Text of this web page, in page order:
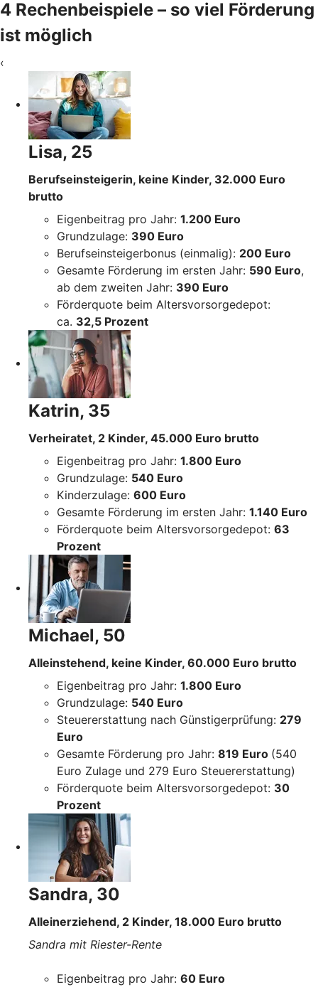
4 Rechenbeispiele – so viel Förderung
ist möglich
‹
Lisa, 25
Berufseinsteigerin, keine Kinder, 32.000 Euro
brutto
Eigenbeitrag pro Jahr: 1.200 Euro
Grundzulage: 390 Euro
Berufseinsteigerbonus (einmalig): 200 Euro
Gesamte Förderung im ersten Jahr: 590 Euro,
ab dem zweiten Jahr: 390 Euro
Förderquote beim Altersvorsorgedepot:
ca. 32,5 Prozent
Katrin, 35
Verheiratet, 2 Kinder, 45.000 Euro brutto
Eigenbeitrag pro Jahr: 1.800 Euro
Grundzulage: 540 Euro
Kinderzulage: 600 Euro
Gesamte Förderung im ersten Jahr: 1.140 Euro
Förderquote beim Altersvorsorgedepot: 63
Prozent
Michael, 50
Alleinstehend, keine Kinder, 60.000 Euro brutto
Eigenbeitrag pro Jahr: 1.800 Euro
Grundzulage: 540 Euro
Steuererstattung nach Günstigerprüfung: 279
Euro
Gesamte Förderung pro Jahr: 819 Euro (540
Euro Zulage und 279 Euro Steuererstattung)
Förderquote beim Altersvorsorgedepot: 30
Prozent
Sandra, 30
Alleinerziehend, 2 Kinder, 18.000 Euro brutto
Sandra mit Riester-Rente
Eigenbeitrag pro Jahr: 60 Euro